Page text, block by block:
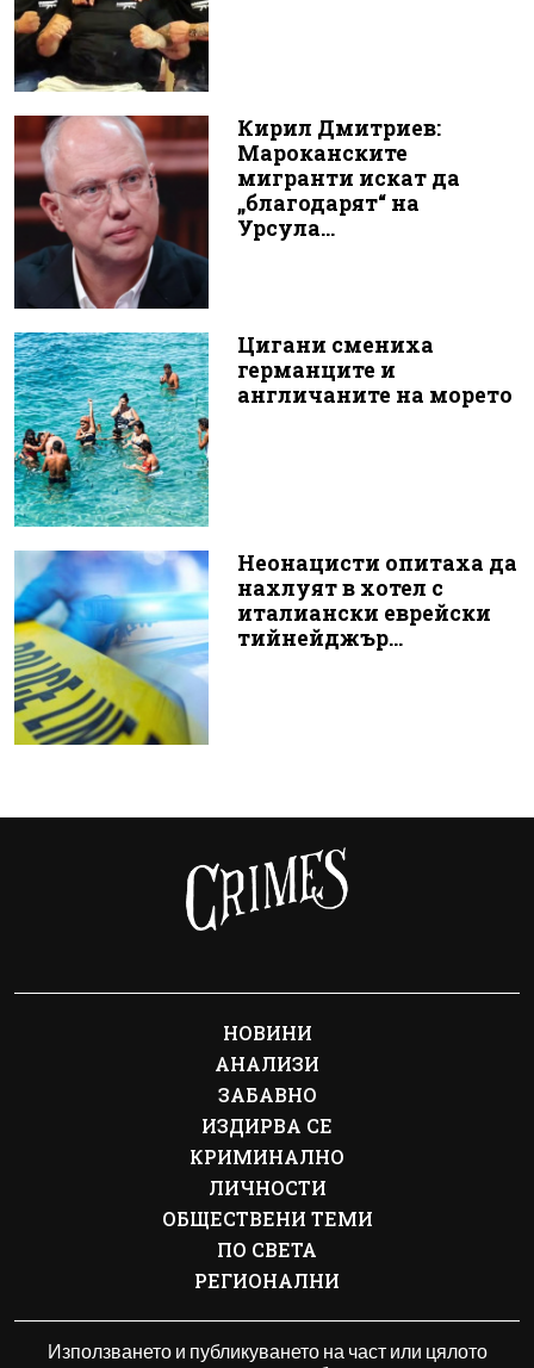
Кирил Дмитриев:
Мароканските
мигранти искат да
„благодарят“ на
Урсула...
Цигани смениха
германците и
англичаните на морето
Неонацисти опитаха да
нахлуят в хотел с
италиански еврейски
тийнейджър...
НОВИНИ
АНАЛИЗИ
ЗАБАВНО
ИЗДИРВА СЕ
КРИМИНАЛНО
ЛИЧНОСТИ
ОБЩЕСТВЕНИ ТЕМИ
ПО СВЕТА
РЕГИОНАЛНИ
Използването и публикуването на част или цялото